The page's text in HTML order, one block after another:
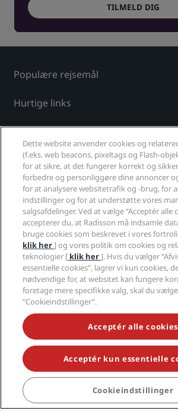
TILMELD DIG
Populære rejsemål
Hurtige links
For rejsearrangører
Erhverv
Juridisk
Hjælp
Sociale medier
Radisson Hotels-brands
tiktokinstagram
youtubefacebookwhatsapppinterestthreads linkedin
GÅ ALDRIG GLIP AF VORES MEST
TILBUD
Dette website anvender cookies og
(f.eks. web beacons, pixeltags og Flash-
for at sikre, at det fungerer korrekt og
forbedre og personliggøre dine annoncer
for at analysere websitetrafik og -brug, for
indstillinger og for at understøtte vores
salgsafdelinger. Ved at vælge “Acceptér alle
accepterer du, at Radisson må indsamle
bruge cookies som beskrevet i vores
klik her] og vores politik om cookies og
teknologier [ klik her]. Hvis du vælger
essentielle cookies”, lagrer vi kun cookies,
nødvendige for, at websitet kan fungere
foretage mere specifikke valg, skal du vælge
“Cookieindstillinger”.
Acceptér alle cookies
Acceptér kun essentielle
Cookieindstillinger